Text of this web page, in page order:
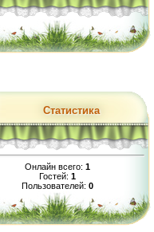
Статистика
Онлайн всего: 1
Гостей: 1
Пользователей: 0